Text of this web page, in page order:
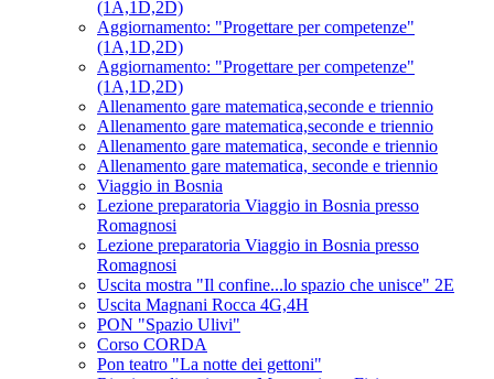
(1A,1D,2D)
Aggiornamento: "Progettare per competenze"
(1A,1D,2D)
Aggiornamento: "Progettare per competenze"
(1A,1D,2D)
Allenamento gare matematica,seconde e triennio
Allenamento gare matematica,seconde e triennio
Allenamento gare matematica, seconde e triennio
Allenamento gare matematica, seconde e triennio
Viaggio in Bosnia
Lezione preparatoria Viaggio in Bosnia presso
Romagnosi
Lezione preparatoria Viaggio in Bosnia presso
Romagnosi
Uscita mostra "Il confine...lo spazio che unisce" 2E
Uscita Magnani Rocca 4G,4H
PON "Spazio Ulivi"
Corso CORDA
Pon teatro "La notte dei gettoni"